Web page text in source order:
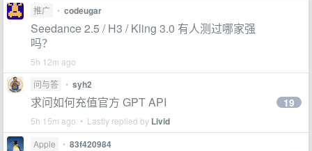
推广 • codeugar
Seedance 2.5 / H3 / Kling 3.0 有人测过哪家强
吗？
5h 12m ago
问与答
• syh2
求问如何充值官方 GPT API
5h 15m ago • Lastly replied by Livid
19
Apple • 83f420984